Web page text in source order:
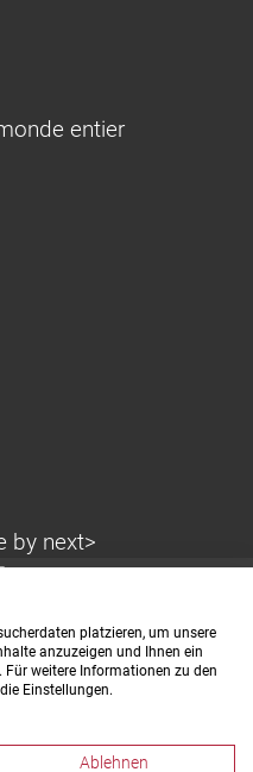
entier
by next>
platzieren, um unsere
anzuzeigen und Ihnen ein
weitere Informationen zu den
Einstellungen.
Ablehnen